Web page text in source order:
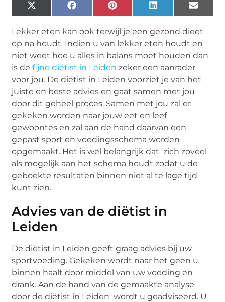
X
(Twitter)
FacebookPinterest LinkedIn Email
Lekker eten kan ook terwijl je een gezond dieet
op na houdt. Indien u van lekker eten houdt en
niet weet hoe u alles in balans moet houden dan
is defijne diëtist in Leidenzeker een aanrader
voor jou. De diëtist in Leiden voorziet je van het
juiste en beste advies en gaat samen met jou
door dit geheel proces. Samen met jou zal er
gekeken worden naar jouw eet en leef
gewoontes en zal aan de hand daarvan een
gepast sport en voedingsschema worden
opgemaakt. Het is wel belangrijk dat zich zoveel
als mogelijk aan het schema houdt zodat u de
geboekte resultaten binnen niet al te lage tijd
kunt zien.
Advies van de diëtist in
Leiden
De diëtist in Leiden geeft graag advies bij uw
sportvoeding. Gekeken wordt naar het geen u
binnen haalt door middel van uw voeding en
drank. Aan de hand van de gemaakte analyse
door de diëtist in Leiden wordt u geadviseerd. U